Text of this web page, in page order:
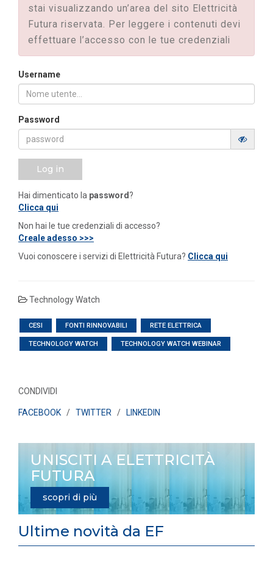
stai visualizzando un’area del sito Elettricità
Futura riservata. Per leggere i contenuti devi
effettuare l’accesso con le tue credenziali
Username
Password
Log in
Hai dimenticato la password ?
Clicca qui
Non hai le tue credenziali di accesso?
Creale adesso >>>
Vuoi conoscere i servizi di Elettricità Futura? Clicca qui
Technology Watch
CESI FONTI RINNOVABILI RETE ELETTRICA
TECHNOLOGY WATCH TECHNOLOGY WATCH WEBINAR
CONDIVIDI
FACEBOOK / TWITTER / LINKEDIN
UNISCITI A ELETTRICITÀ
FUTURA
scopri di più
Ultime novità da EF